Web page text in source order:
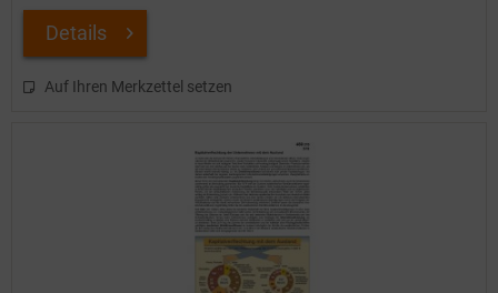
Details
Auf Ihren Merkzettel setzen